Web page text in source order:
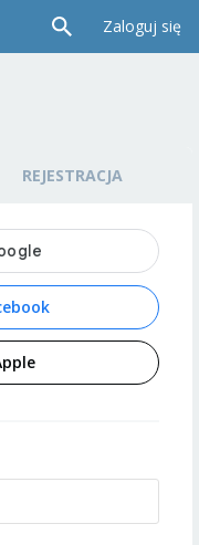
Zaloguj się
REJESTRACJA